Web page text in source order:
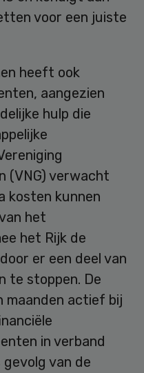
voor een juiste
heeft ook
aangezien
hulp die
(VNG) verwacht
kosten kunnen
het
het Rijk de
er een deel van
te stoppen. De
maanden actief bij
in verband
van de